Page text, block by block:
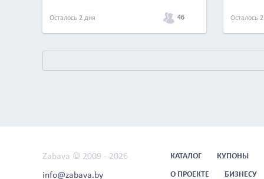
Осталось 2 дня 46 Осталось
Zabava © 2009 - 2026
info@zabava.by
КАТАЛОГ
КУПОНЫ
О ПРОЕКТЕ
БИЗНЕСУ